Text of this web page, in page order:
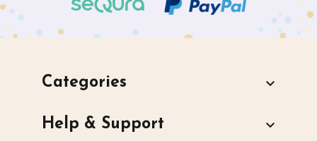
Categories 
Help & Support 